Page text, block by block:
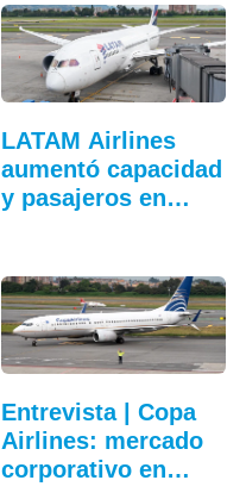
LATAM Airlines
aumentó capacidad
y pasajeros en
Entrevista | Copa
Airlines: mercado
corporativo en…